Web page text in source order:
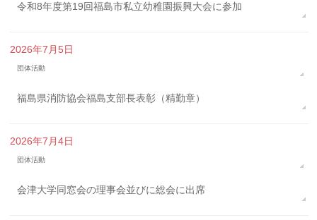
令和8年度第19回福島市私立幼稚園振興大会に参加
2026年7月5日
団体活動
福島県消防協会福島支部長表彰（精勤章）
2026年7月4日
団体活動
会津大学同窓会の理事会並びに総会に出席